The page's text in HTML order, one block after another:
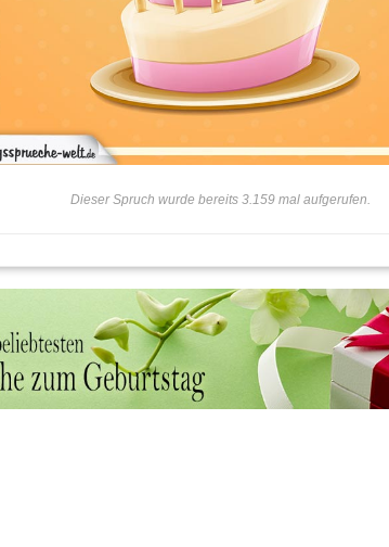
Dieser Spruch wurde bereits 3.159 mal aufgerufen.